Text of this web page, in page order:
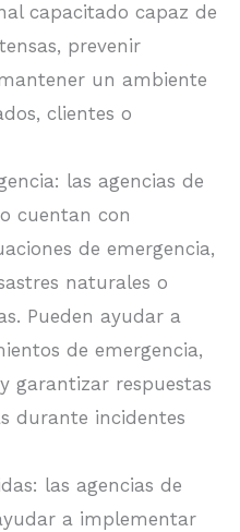
capacitado capaz de
prevenir
un ambiente
clientes o
las agencias de
cuentan con
de emergencia,
naturales o
Pueden ayudar a
de emergencia,
garantizar respuestas
durante incidentes
las agencias de
a implementar